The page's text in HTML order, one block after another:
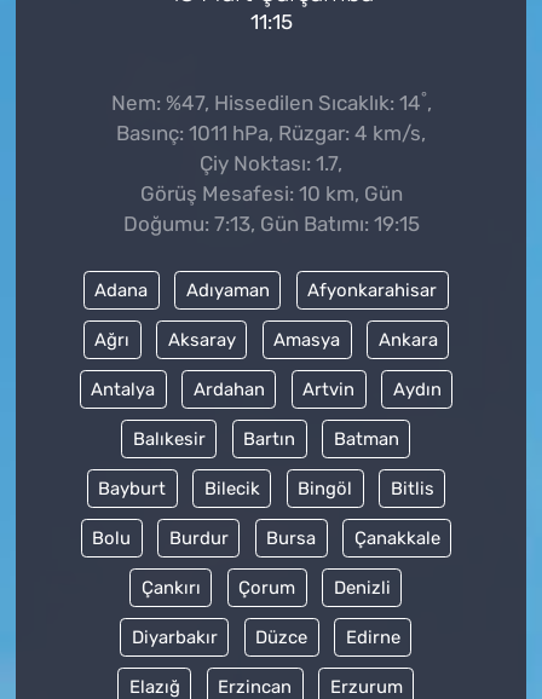
11:15
Nem: %47, Hissedilen Sıcaklık: 14°,
Basınç: 1011 hPa, Rüzgar: 4 km/s,
Çiy Noktası: 1.7,
Görüş Mesafesi: 10 km, Gün
Doğumu: 7:13, Gün Batımı: 19:15
Adana Adıyaman Afyonkarahisar
Ağrı Aksaray Amasya Ankara
Antalya Ardahan Artvin Aydın
Balıkesir Bartın Batman
Bayburt Bilecik Bingöl Bitlis
Bolu Burdur Bursa Çanakkale
Çankırı Çorum Denizli
Diyarbakır Düzce Edirne
Elazığ Erzincan Erzurum